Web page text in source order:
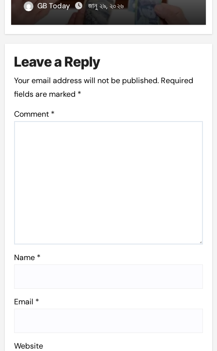
GB Today জানু ২৯, ২০২৬
Leave a Reply
Your email address will not be published. Required
fields are marked *
Comment *
Name *
Email *
Website